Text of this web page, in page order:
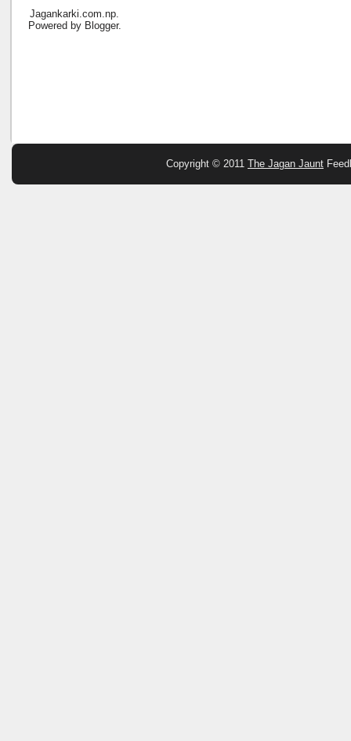
Jagankarki.com.np.
Powered by Blogger.
Copyright © 2011 The Jagan Jaunt